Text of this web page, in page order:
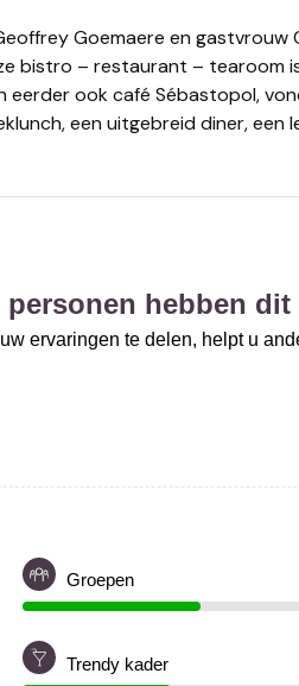
bistro – restaurant – tearoom
eerder ook café Sébastopol,
een uitgebreid diner, een
personen hebben
ervaringen te delen, helpt u
Groepen
Trendy kader